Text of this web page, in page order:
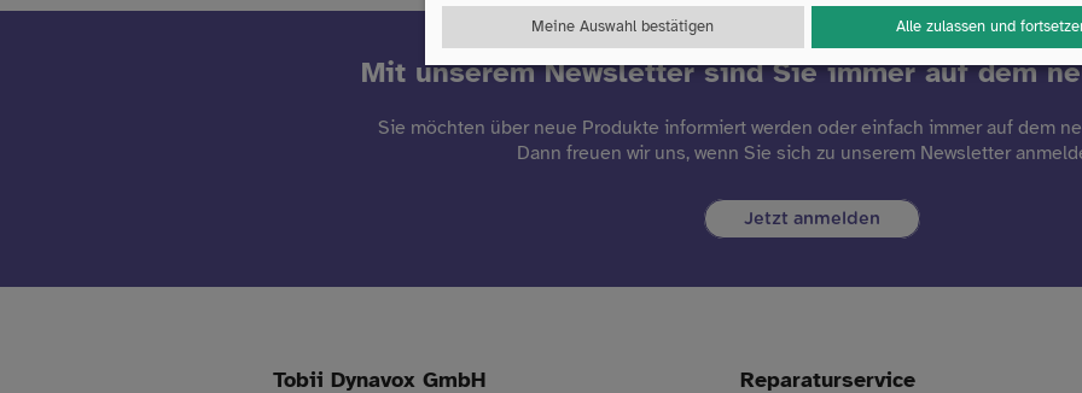
Mit unserem Newsletter sind Sie immer auf dem
Sie möchten über neue Produkte informiert werden oder einfach immer auf dem
Dann freuen wir uns, wenn Sie sich zu unserem Newsletter
Jetzt anmelden
Tobii Dynavox GmbH Reparaturservice
Meine Auswahl bestätigen Alle zulassen und